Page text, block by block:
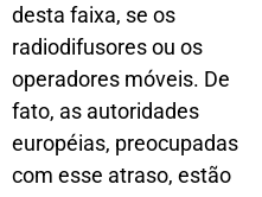
desta faixa, se os
radiodifusores ou os
operadores móveis. De
fato, as autoridades
européias, preocupadas
com esse atraso, estão